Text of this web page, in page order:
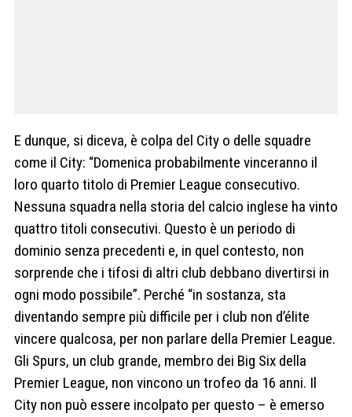
E dunque, si diceva, è colpa del City o delle squadre
come il City: “Domenica probabilmente vinceranno il
loro quarto titolo di Premier League consecutivo.
Nessuna squadra nella storia del calcio inglese ha vinto
quattro titoli consecutivi. Questo è un periodo di
dominio senza precedenti e, in quel contesto, non
sorprende che i tifosi di altri club debbano divertirsi in
ogni modo possibile”. Perché “in sostanza, sta
diventando sempre più difficile per i club non d’élite
vincere qualcosa, per non parlare della Premier League.
Gli Spurs, un club grande, membro dei Big Six della
Premier League, non vincono un trofeo da 16 anni. Il
City non può essere incolpato per questo – è emerso